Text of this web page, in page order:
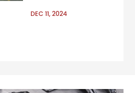
mdash; Sono la base di
sistemi affidabili ed
DEC 11, 2024